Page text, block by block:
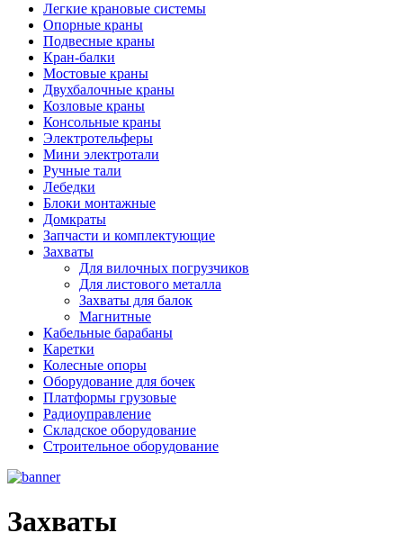
Легкие крановые системы
Опорные краны
Подвесные краны
Кран-балки
Мостовые краны
Двухбалочные краны
Козловые краны
Консольные краны
Электротельферы
Мини электротали
Ручные тали
Лебедки
Блоки монтажные
Домкраты
Запчасти и комплектующие
Захваты
Для вилочных погрузчиков
Для листового металла
Захваты для балок
Магнитные
Кабельные барабаны
Каретки
Колесные опоры
Оборудование для бочек
Платформы грузовые
Радиоуправление
Складское оборудование
Строительное оборудование
Захваты